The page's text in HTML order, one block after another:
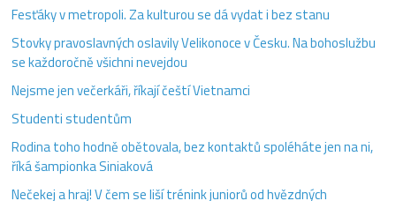
Fesťáky v metropoli. Za kulturou se dá vydat i bez stanu
Stovky pravoslavných oslavily Velikonoce v Česku. Na bohoslužbu
se každoročně všichni nevejdou
Nejsme jen večerkáři, říkají čeští Vietnamci
Studenti studentům
Rodina toho hodně obětovala, bez kontaktů spoléháte jen na ni,
říká šampionka Siniaková
Nečekej a hraj! V čem se liší trénink juniorů od hvězdných